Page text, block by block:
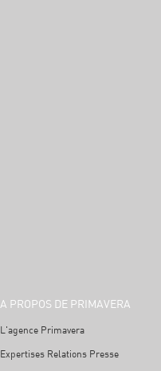
A PROPOS DE PRIMAVERA
L'agence Primavera
Expertises Relations Presse